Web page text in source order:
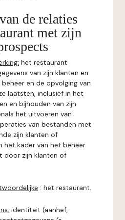
de relaties
met zijn
het restaurant
van zijn klanten en
en de opvolging van
laatsten, inclusief in het
en bijhouden van zijn
het uitvoeren van
van bestanden met
zijn klanten of
het kader van het beheer
door zijn klanten of
: het restaurant.
identiteit (aanhef,